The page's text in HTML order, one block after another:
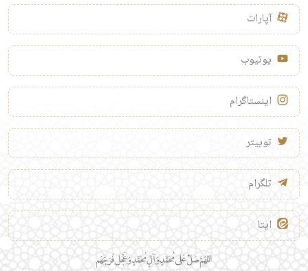
آپارات
یوتیوب
اینستاگرام
توییتر
تلگرام
ایتا